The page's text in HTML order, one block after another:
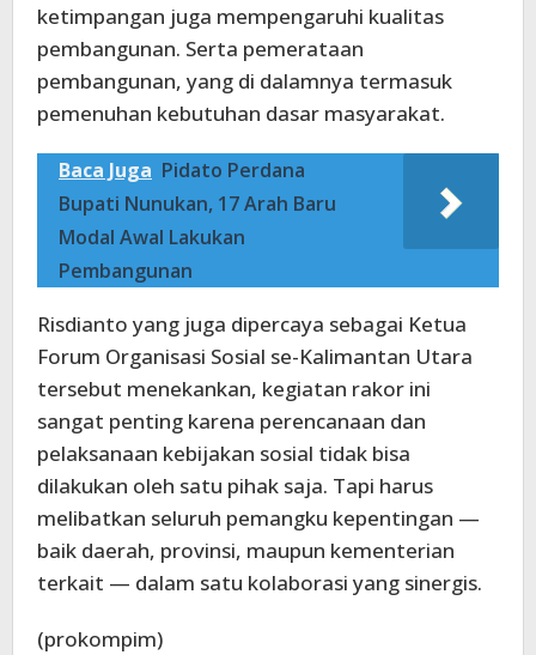
ketimpangan juga mempengaruhi kualitas
pembangunan. Serta pemerataan
pembangunan, yang di dalamnya termasuk
pemenuhan kebutuhan dasar masyarakat.
Baca Juga Pidato Perdana
Bupati Nunukan, 17 Arah Baru
Modal Awal Lakukan
Pembangunan
Risdianto yang juga dipercaya sebagai Ketua
Forum Organisasi Sosial se-Kalimantan Utara
tersebut menekankan, kegiatan rakor ini
sangat penting karena perencanaan dan
pelaksanaan kebijakan sosial tidak bisa
dilakukan oleh satu pihak saja. Tapi harus
melibatkan seluruh pemangku kepentingan —
baik daerah, provinsi, maupun kementerian
terkait — dalam satu kolaborasi yang sinergis.
(prokompim)